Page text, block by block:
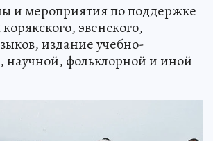
и мероприятия по поддержке
эвенского,
издание учебно-
научной, фольклорной и иной